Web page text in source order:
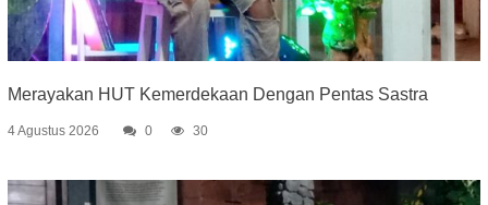
Merayakan HUT Kemerdekaan Dengan Pentas Sastra
4 Agustus 2026 0 30